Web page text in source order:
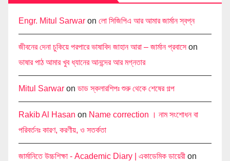
Engr. Mitul Sarwar on লো সিজিপিএ আর আমার জার্মান স্বপ্ন
জীবনের দেনা চুকিয়ে পরপারে ভাষাবিদ জাহান আরা – জার্মান প্রবাসেon
ভাষার পাঠ আমার খুব ধ্যানের আনন্দের আর মগ্নতার
Mitul Sarwar on ডাড স্কলারশিপঃ শুরু থেকে শেষের গল্প
Rakib Al Hasan on Name correction । নাম সংশোধন বা
পরিবর্তনঃ কারণ, করণীয়, ও সতর্কতা
জার্মানিতে উচ্চশিক্ষা - Academic Diary | একাডেমিক ডায়েরী on